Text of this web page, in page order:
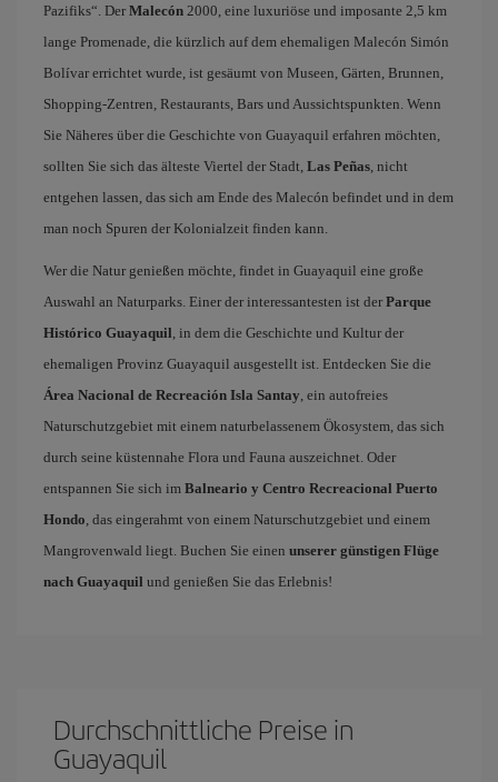
Pazifiks“. Der Malecón 2000, eine luxuriöse und imposante 2,5 km
lange Promenade, die kürzlich auf dem ehemaligen Malecón Simón
Bolívar errichtet wurde, ist gesäumt von Museen, Gärten, Brunnen,
Shopping-Zentren, Restaurants, Bars und Aussichtspunkten. Wenn
Sie Näheres über die Geschichte von Guayaquil erfahren möchten,
sollten Sie sich das älteste Viertel der Stadt, Las Peñas , nicht
entgehen lassen, das sich am Ende des Malecón befindet und in dem
man noch Spuren der Kolonialzeit finden kann.
Wer die Natur genießen möchte, findet in Guayaquil eine große
Auswahl an Naturparks. Einer der interessantesten ist der Parque
Histórico Guayaquil , in dem die Geschichte und Kultur der
ehemaligen Provinz Guayaquil ausgestellt ist. Entdecken Sie die
Área Nacional de Recreación Isla Santay , ein autofreies
Naturschutzgebiet mit einem naturbelassenem Ökosystem, das sich
durch seine küstennahe Flora und Fauna auszeichnet. Oder
entspannen Sie sich im Balneario y Centro Recreacional Puerto
Hondo , das eingerahmt von einem Naturschutzgebiet und einem
Mangrovenwald liegt. Buchen Sie einen unserer günstigen Flüge
nach Guayaquil und genießen Sie das Erlebnis!
Durchschnittliche Preise in
Guayaquil